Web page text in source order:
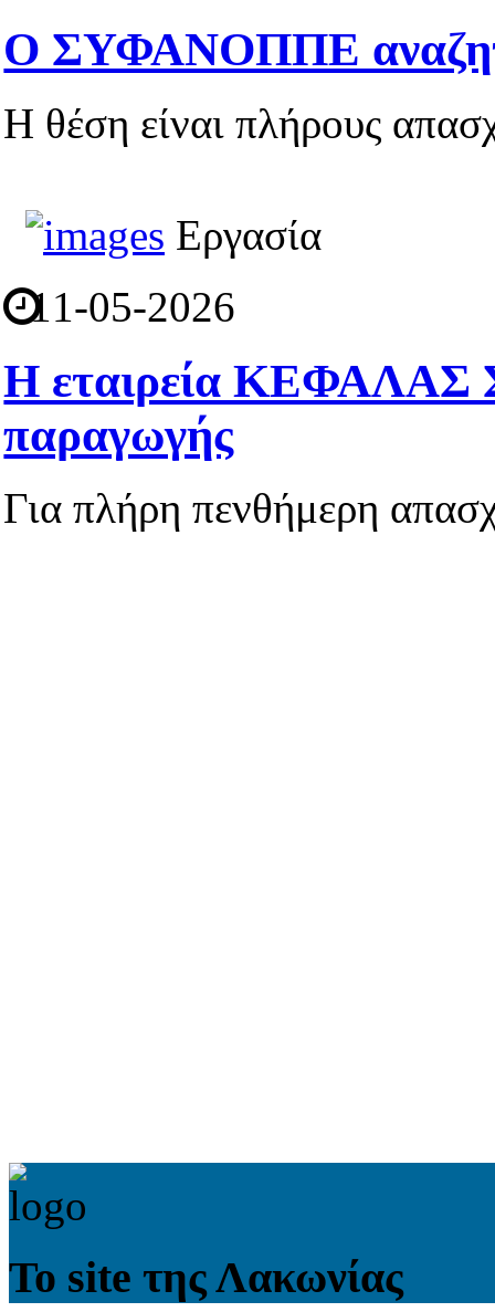
Ο ΣΥΦΑΝΟΠΠΕ
Η θέση είναι πλήρους
Εργασία
11-05-2026
Η εταιρεία ΚΕΦΑΛΑΣ
παραγωγής
Για πλήρη πενθήμερη
Το site της Λακωνίας